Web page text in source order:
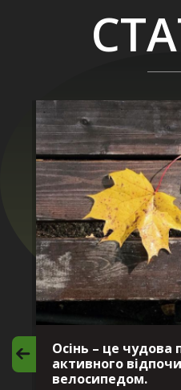
Осінь – це чудова
активного
велосипедом.